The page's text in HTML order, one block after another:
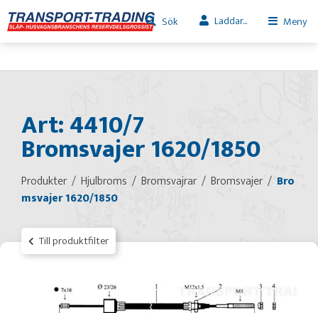
Sök Laddar... Meny
Art: 4410/7
Bromsvajer 1620/1850
Produkter Hjulbroms Bromsvajrar Bromsvajer
Bro
msvajer 1620/1850
Till produktfilter